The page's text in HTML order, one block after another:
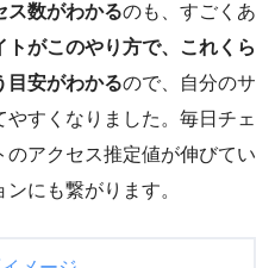
ス数がわかるのも、すごくあ
トがこのやり方で、これくら
目安がわかるので、自分のサ
すくなりました。毎日チェ
アクセス推定値が伸びてい
にも繋がります。